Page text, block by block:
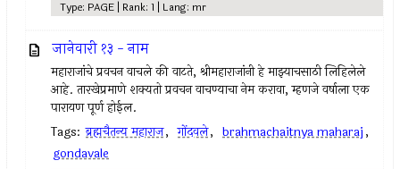
Type: PAGE | Rank: 1 | Lang: mr
जानेवारी १३ - नाम
महाराजांचे प्रवचन वाचले की वाटते, श्रीमहाराजांनी हे माझ्याचसाठी लिहिलेले
आहे. तारखेप्रमाणे शक्यतो प्रवचन वाचण्याचा नेम करावा, म्हणजे वर्षाला एक
पारायण पूर्ण होईल.
Tags: ब्रह्मचैतन्य महाराज, गोंदवले, brahmachaitnya maharaj,
gondavale